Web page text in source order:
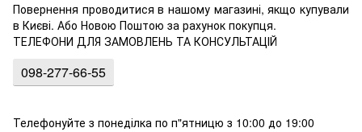
Повернення проводитися в нашому магазині, якщо купували
в Києві. Або Новою Поштою за рахунок покупця.
ТЕЛЕФОНИ ДЛЯ ЗАМОВЛЕНЬ ТА КОНСУЛЬТАЦІЙ
098-277-66-55
Телефонуйте з понеділка по п"ятницю з 10:00 до 19:00